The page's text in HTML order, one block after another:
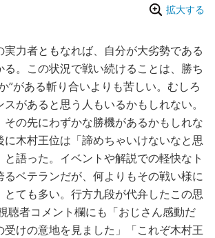
拡大する
力者ともなれば、自分が大劣勢である
る。この状況で戦い続けることは、勝ち
”がある斬り合いよりも苦しい。むしろ
があると思う人もいるかもしれない。
その先にわずかな勝機があるかもしれな
に木村王位は「諦めちゃいけないなと思
と語った。イベントや解説での軽快なト
るベテランだが、何よりもその戦い様に
とても多い。行方九段が代弁したこの思
聴者コメント欄にも「おじさん感動だ
受けの意地を見ました」「これぞ木村王